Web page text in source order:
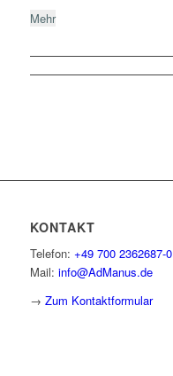
Mehr
KONTAKT
Telefon: +49 700 2362687-0
Mail: info@AdManus.de
→ Zum Kontaktformular